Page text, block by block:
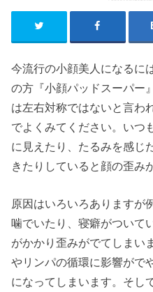
今流行の小顔美人になるに
の方『小顔パッドスーパー
は左右対称ではないと言わ
でよくみてください。いつ
に見えたり、たるみを感じ
きたりしていると顔の歪み
原因はいろいろありますが
噛でいたり、寝癖がついて
がかかり歪みがでてしまい
やリンパの循環に影響がで
になってしまいます。そし